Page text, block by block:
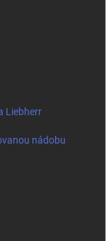
Liebherr
nádobu